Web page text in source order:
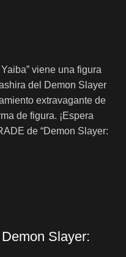
viene una figura
del Demon Slayer
extravagante de
de figura. ¡Espera
de “Demon Slayer:
Slayer: